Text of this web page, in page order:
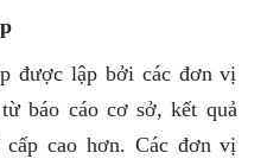
được lập bởi các đơn vị
báo cáo cơ sở, kết quả
cao hơn. Các đơn vị